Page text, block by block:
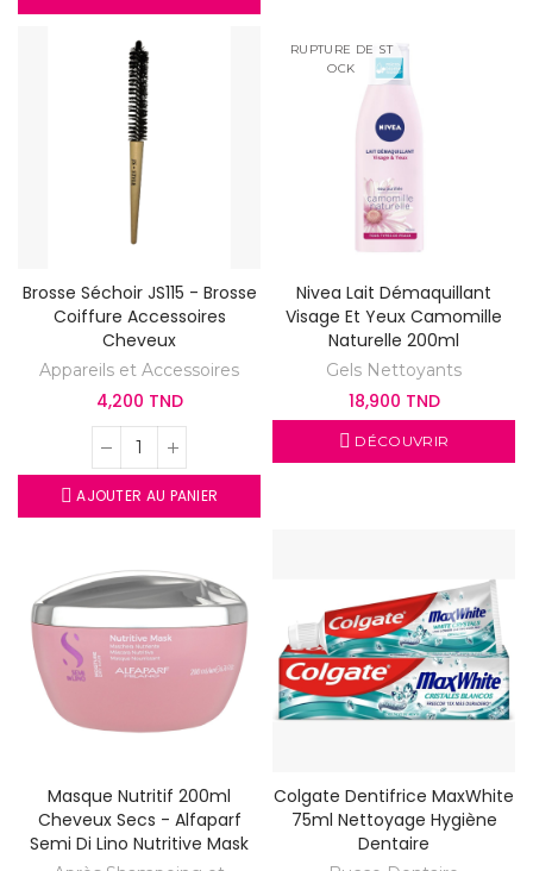
Brosse Séchoir JS115 - Brosse
Coiffure Accessoires
Cheveux
Appareils et Accessoires
4,200 TND
AJOUTER AU PANIER
RUPTURE DE ST
OCK
Nivea Lait Démaquillant
Visage Et Yeux Camomille
Naturelle 200ml
Gels Nettoyants
18,900 TND
DÉCOUVRIR
Masque Nutritif 200ml
Cheveux Secs - Alfaparf
Semi Di Lino Nutritive Mask
Colgate Dentifrice MaxWhite
75ml Nettoyage Hygiène
Dentaire